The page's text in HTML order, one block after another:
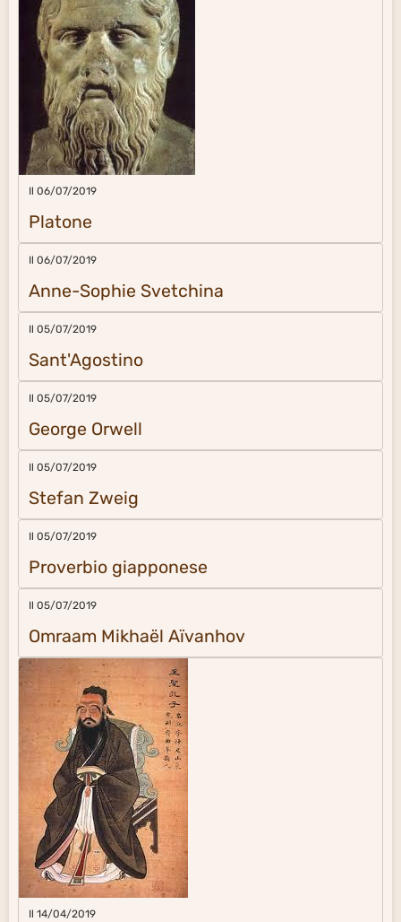
Il 06/07/2019
Platone
Il 06/07/2019
Anne-Sophie Svetchina
Il 05/07/2019
Sant'Agostino
Il 05/07/2019
George Orwell
Il 05/07/2019
Stefan Zweig
Il 05/07/2019
Proverbio giapponese
Il 05/07/2019
Omraam Mikhaël Aïvanhov
Il 14/04/2019